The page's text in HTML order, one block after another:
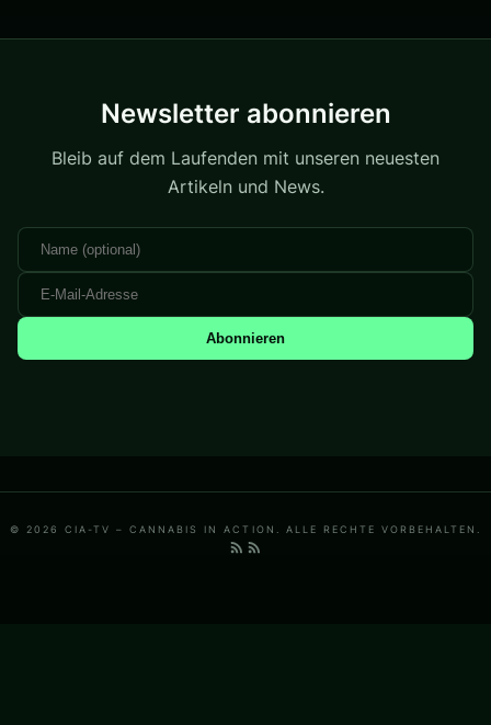
Newsletter abonnieren
Bleib auf dem Laufenden mit unseren neuesten
Artikeln und News.
Abonnieren
© 2026 CIA-TV – CANNABIS IN ACTION. ALLE RECHTE VORBEHALTEN.